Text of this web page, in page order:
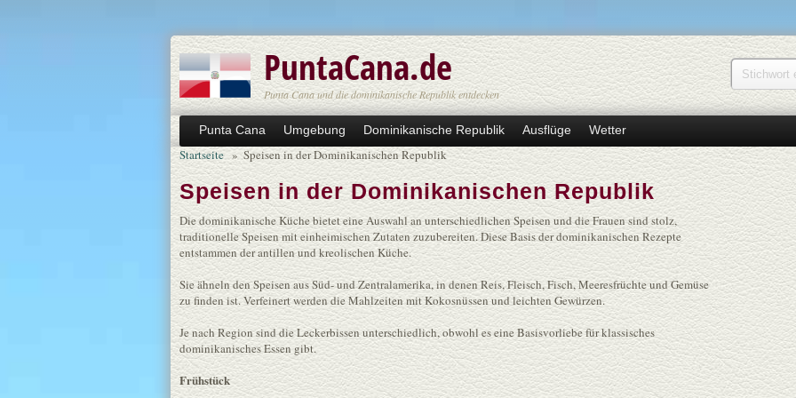
PuntaCana.de
Punta Cana und die dominikanische Republik entdecken
Suche
Punta Cana Umgebung Dominikanische Republik Ausflüge Wetter
Startseite » Speisen in der Dominikanischen Republik
Speisen in der Dominikanischen Republik
Die dominikanische Küche bietet eine Auswahl an unterschiedlichen Speisen und die Frauen sind stolz,
traditionelle Speisen mit einheimischen Zutaten zuzubereiten. Diese Basis der dominikanischen Rezepte
entstammen der antillen und kreolischen Küche.
Sie ähneln den Speisen aus Süd- und Zentralamerika, in denen Reis, Fleisch, Fisch, Meeresfrüchte und Gemüse
zu finden ist. Verfeinert werden die Mahlzeiten mit Kokosnüssen und leichten Gewürzen.
Je nach Region sind die Leckerbissen unterschiedlich, obwohl es eine Basisvorliebe für klassisches
dominikanisches Essen gibt.
Frühstück